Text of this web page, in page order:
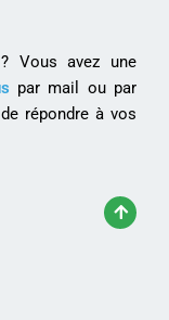
Vous avez une
par mail ou par
répondre à vos